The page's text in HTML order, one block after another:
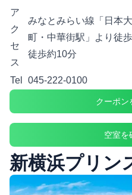
ア
ク
セ
ス
みなとみらい線「日本
町・中華街駅」より徒
徒歩約10分
Tel 045-222-0100
クーポン
空室を
新横浜プリン